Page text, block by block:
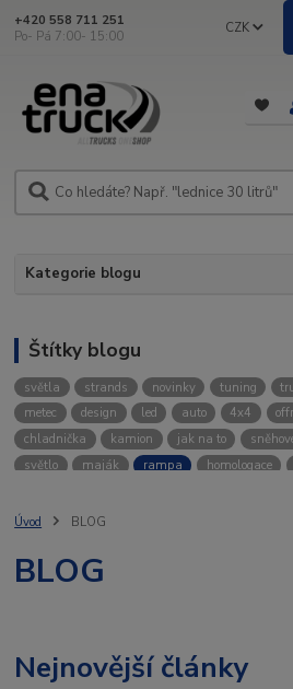
CZK
+420 558 711 251
Po- Pá 7:00- 15:00
Kategorie blogu
Štítky blogu
světla strands novinky tuning
metec
design led auto 4x4
chladnička
kamion jak na to
světlo
maják rampa homologace
stresni ram
autochladnička
Úvod BLOG
BLOG
Nejnovější články